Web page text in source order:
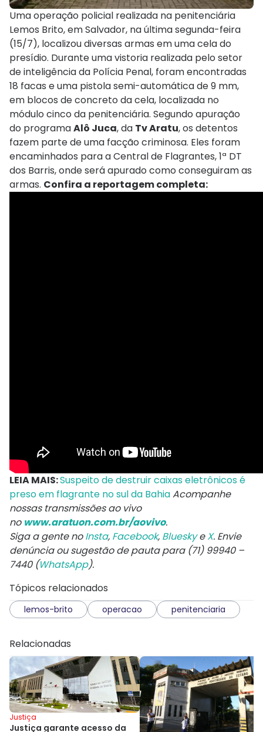
Uma operação policial realizada na penitenciária
Lemos Brito, em Salvador, na última segunda-feira
(15/7), localizou diversas armas em uma cela do
presídio. Durante uma vistoria realizada pelo setor
de inteligência da Polícia Penal, foram encontradas
18 facas e uma pistola semi-automática de 9 mm,
em blocos de concreto da cela, localizada no
módulo cinco da penitenciária. Segundo apuração
do programaAlô Juca, da Tv Aratu, os detentos
fazem parte de uma facção criminosa. Eles foram
encaminhados para a Central de Flagrantes, 1ª DT
dos Barris, onde será apurado como conseguiram as
armas. Confira a reportagem completa:
LEIA MAIS:Suspeito de destruir caixas eletrônicos é
preso em flagrante no sul da BahiaAcompanhe
nossas transmissões ao vivo
no www.aratuon.com.br/aovivo.
Siga a gente noInsta, Facebook, BlueskyeX. Envie
denúncia ou sugestão de pauta para (71) 99940 –
7440 (WhatsApp).
Tópicos relacionados
lemos-brito operacao penitenciaria
Relacionadas
Justiça
Justiça garante acesso da